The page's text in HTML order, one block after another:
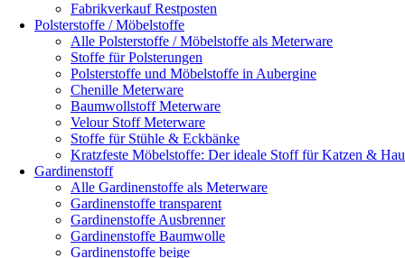
Fabrikverkauf Restposten
Polsterstoffe / Möbelstoffe
Alle Polsterstoffe / Möbelstoffe als Meterware
Stoffe für Polsterungen
Polsterstoffe und Möbelstoffe in Aubergine
Chenille Meterware
Baumwollstoff Meterware
Velour Stoff Meterware
Stoffe für Stühle & Eckbänke
Kratzfeste Möbelstoffe: Der ideale Stoff für Katzen &
Gardinenstoff
Alle Gardinenstoffe als Meterware
Gardinenstoffe transparent
Gardinenstoffe Ausbrenner
Gardinenstoffe Baumwolle
Gardinenstoffe beige